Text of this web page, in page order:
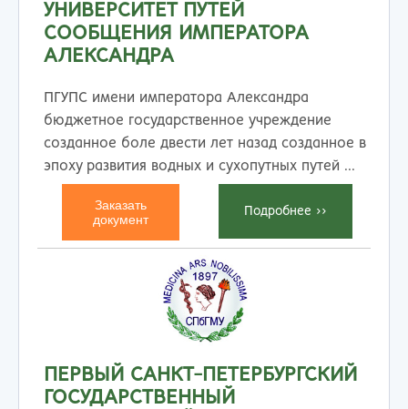
УНИВЕРСИТЕТ ПУТЕЙ
СООБЩЕНИЯ ИМПЕРАТОРА
АЛЕКСАНДРА
ПГУПС имени императора Александра
бюджетное государственное учреждение
созданное боле двести лет назад созданное в
эпоху развития водных и сухопутных путей ...
Заказать
документ
Подробнеe >>
ПЕРВЫЙ САНКТ-ПЕТЕРБУРГСКИЙ
ГОСУДАРСТВЕННЫЙ